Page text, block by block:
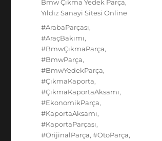
Bmw Çıkma Yedek Parça,
Yıldız Sanayi Sitesi Online
Etiketler
#ArabaParçası,
#AraçBakımı,
#BmwÇıkmaParça,
#BmwParça,
#BmwYedekParça,
#ÇıkmaKaporta,
#ÇıkmaKaportaAksamı,
#EkonomikParça,
#KaportaAksamı,
#KaportaParçası,
#OrijinalParça,#OtoParça,